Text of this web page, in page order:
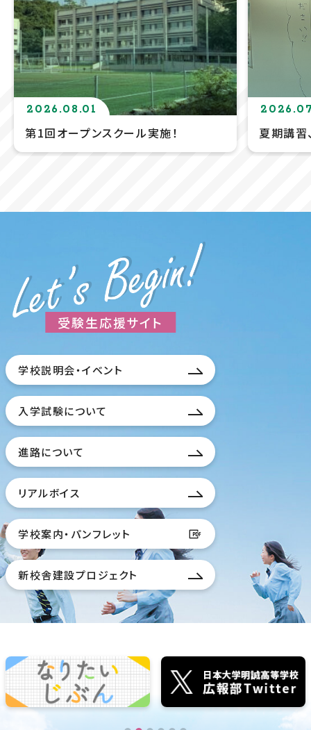
2026.08.01
第1回オープンスクール実施！ 夏期講習
受験生応援サイト
学校説明会・イベント
入学試験について
進路について
リアルボイス
学校案内・パンフレット
新校舎建設プロジェクト